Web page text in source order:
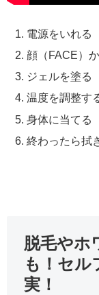
電源をいれる
顔（FACE）
ジェルを塗る
温度を調整す
身体に当てる
終わったら拭
脱毛やホ
も！セル
実！